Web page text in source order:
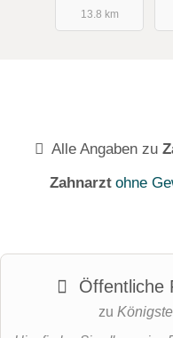
13.8 km
Alle Angaben zu
Zahnarzt ohne
Öffentliche
zu